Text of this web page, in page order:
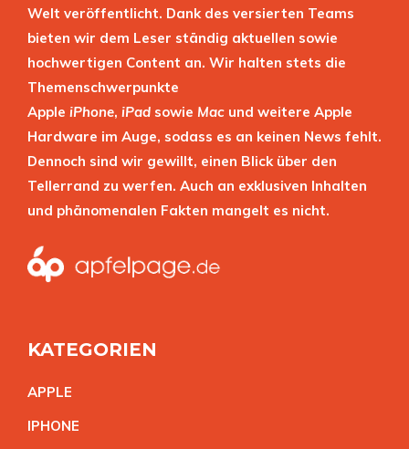
Welt veröffentlicht. Dank des versierten Teams
bieten wir dem Leser ständig aktuellen sowie
hochwertigen Content an. Wir halten stets die
Themenschwerpunkte
Apple iPhone, iPad sowie Mac und weitere Apple
Hardware im Auge, sodass es an keinen News fehlt.
Dennoch sind wir gewillt, einen Blick über den
Tellerrand zu werfen. Auch an exklusiven Inhalten
und phänomenalen Fakten mangelt es nicht.
KATEGORIEN
APPLE
IPHONE